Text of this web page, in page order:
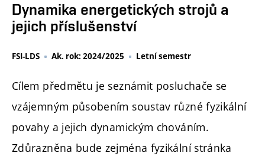
Dynamika energetických strojů a
jejich příslušenství
FSI-LDS Ak. rok: 2024/2025 Letní semestr
Cílem předmětu je seznámit posluchače se
vzájemným působením soustav různé fyzikální
povahy a jejich dynamickým chováním.
Zdůrazněna bude zejména fyzikální stránka